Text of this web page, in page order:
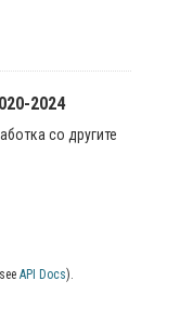
2024
со другите
API Docs).